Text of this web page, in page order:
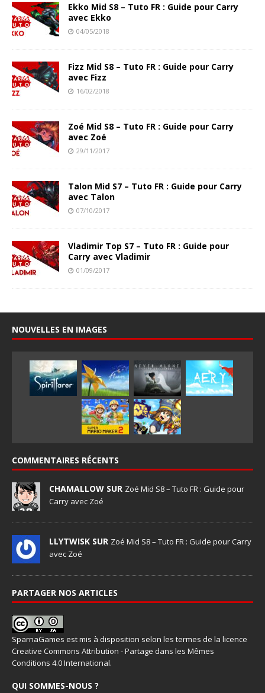
Ekko Mid S8 – Tuto FR : Guide pour Carry
avec Ekko
04/05/2018
Fizz Mid S8 – Tuto FR : Guide pour Carry
avec Fizz
16/02/2018
Zoé Mid S8 – Tuto FR : Guide pour Carry
avec Zoé
29/11/2017
Talon Mid S7 – Tuto FR : Guide pour Carry
avec Talon
07/10/2017
Vladimir Top S7 – Tuto FR : Guide pour
Carry avec Vladimir
01/09/2017
NOUVELLES EN IMAGES
COMMENTAIRES RÉCENTS
CHAMALLOW SUR Zoé Mid S8 – Tuto FR : Guide pour
Carry avec Zoé
LLYTWISK SUR Zoé Mid S8 – Tuto FR : Guide pour Carry
avec Zoé
PARTAGER NOS ARTICLES
SparnaGames est mis à disposition selon les termes de la licence
Creative Commons Attribution - Partage dans les Mêmes
Conditions 4.0 International.
QUI SOMMES-NOUS ?